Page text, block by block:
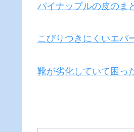
パイナップルの皮のま
こびりつきにくいエバ
靴が劣化していて困っ